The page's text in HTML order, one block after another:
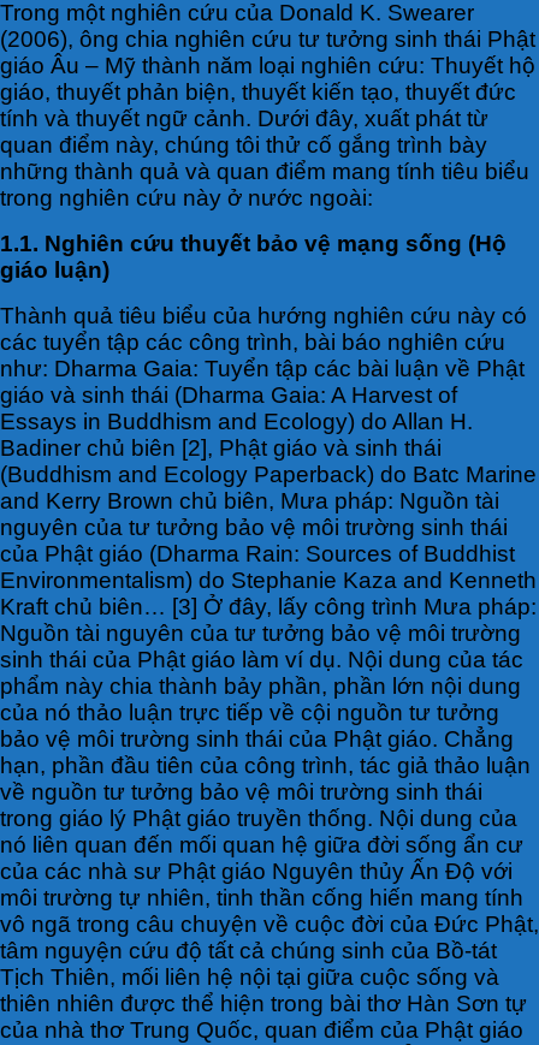
Trong một nghiên cứu của Donald K. Swearer
(2006), ông chia nghiên cứu tư tưởng sinh thái Phật
giáo Âu – Mỹ thành năm loại nghiên cứu: Thuyết hộ
giáo, thuyết phản biện, thuyết kiến tạo, thuyết đức
tính và thuyết ngữ cảnh. Dưới đây, xuất phát từ
quan điểm này, chúng tôi thử cố gắng trình bày
những thành quả và quan điểm mang tính tiêu biểu
trong nghiên cứu này ở nước ngoài:
1.1. Nghiên cứu thuyết bảo vệ mạng sống (Hộ
giáo luận)
Thành quả tiêu biểu của hướng nghiên cứu này có
các tuyển tập các công trình, bài báo nghiên cứu
như: Dharma Gaia: Tuyển tập các bài luận về Phật
giáo và sinh thái (Dharma Gaia: A Harvest of
Essays in Buddhism and Ecology) do Allan H.
Badiner chủ biên [2], Phật giáo và sinh thái
(Buddhism and Ecology Paperback) do Batc Marine
and Kerry Brown chủ biên, Mưa pháp: Nguồn tài
nguyên của tư tưởng bảo vệ môi trường sinh thái
của Phật giáo (Dharma Rain: Sources of Buddhist
Environmentalism) do Stephanie Kaza and Kenneth
Kraft chủ biên… [3] Ở đây, lấy công trình Mưa pháp:
Nguồn tài nguyên của tư tưởng bảo vệ môi trường
sinh thái của Phật giáo làm ví dụ. Nội dung của tác
phẩm này chia thành bảy phần, phần lớn nội dung
của nó thảo luận trực tiếp về cội nguồn tư tưởng
bảo vệ môi trường sinh thái của Phật giáo. Chẳng
hạn, phần đầu tiên của công trình, tác giả thảo luận
về nguồn tư tưởng bảo vệ môi trường sinh thái
trong giáo lý Phật giáo truyền thống. Nội dung của
nó liên quan đến mối quan hệ giữa đời sống ẩn cư
của các nhà sư Phật giáo Nguyên thủy Ấn Độ với
môi trường tự nhiên, tinh thần cống hiến mang tính
vô ngã trong câu chuyện về cuộc đời của Đức Phật,
tâm nguyện cứu độ tất cả chúng sinh của Bồ-tát
Tịch Thiên, mối liên hệ nội tại giữa cuộc sống và
thiên nhiên được thể hiện trong bài thơ Hàn Sơn tự
của nhà thơ Trung Quốc, quan điểm của Phật giáo